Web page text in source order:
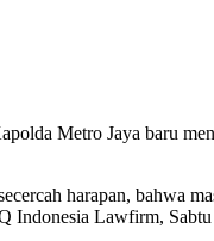
Metro Jaya baru
harapan, bahwa
Indonesia Lawfirm,